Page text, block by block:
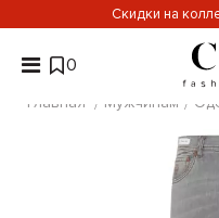
Скидки на
0
Главная Мужчинам